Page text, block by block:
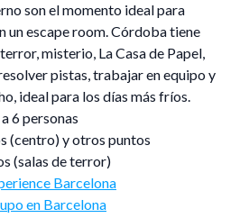
son el momento ideal para
un escape room. Córdoba tiene
misterio, La Casa de Papel,
pistas, trabajar en equipo y
ideal para los días más fríos.
6 personas
(centro) y otros puntos
(salas de terror)
Barcelona
en Barcelona